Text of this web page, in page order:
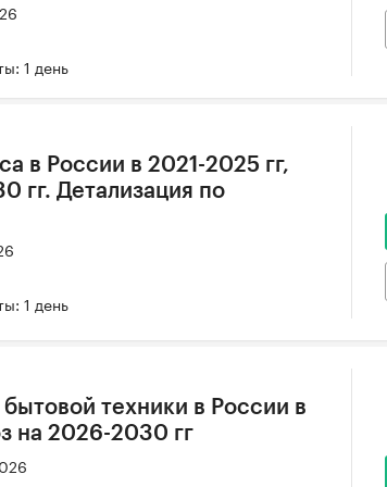
1 день
в России в 2021-2025 гг,
гг. Детализация по
1 день
техники в России в
на 2026-2030 гг